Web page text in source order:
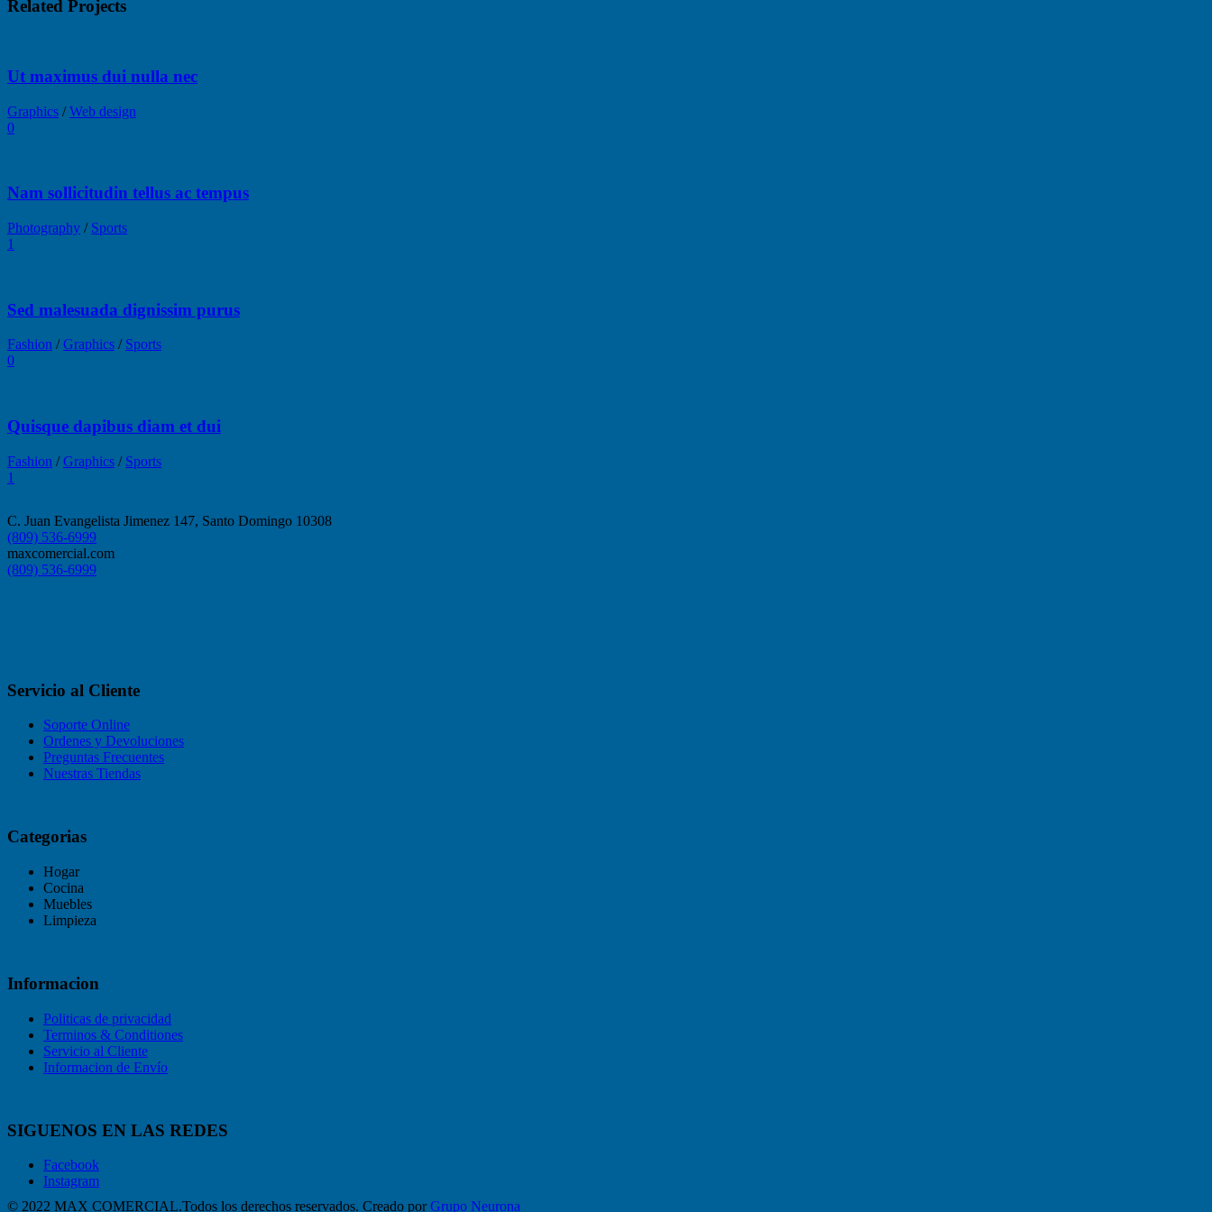
Related Projects
Ut maximus dui nulla nec
Graphics /Web design
0
Nam sollicitudin tellus ac tempus
Photography / Sports
1
Sed malesuada dignissim purus
Fashion /Graphics / Sports
0
Quisque dapibus diam et dui
Fashion /Graphics / Sports
1
C. Juan Evangelista Jimenez 147, Santo Domingo 10308
(809) 536-6999
maxcomercial.com
(809) 536-6999
Servicio al Cliente
Soporte Online
Ordenes y Devoluciones
Preguntas Frecuentes
Nuestras Tiendas
Categorias
Hogar
Cocina
Muebles
Limpieza
Informacion
Politicas de privacidad
Terminos & Conditiones
Servicio al Cliente
Informacion de Envío
SIGUENOS EN LAS REDES
Facebook
Instagram
© 2022 MAX COMERCIAL.Todos los derechos reservados. Creado porGrupo Neurona